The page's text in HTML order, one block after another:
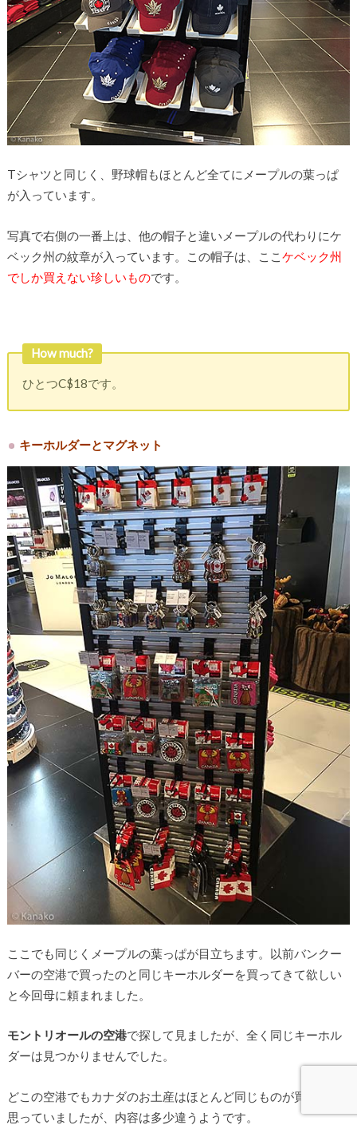
Tシャツと同じく、野球帽もほとんど全てにメープルの葉っぱ
が入っています。
写真で右側の一番上は、他の帽子と違いメープルの代わりにケ
ベック州の紋章が入っています。この帽子は、ここ ケベック州
でしか買えない珍しいものです。
How much?
ひとつC$18です。
キーホルダーとマグネット
ここでも同じくメープルの葉っぱが目立ちます。以前バンクー
バーの空港で買ったのと同じキーホルダーを買ってきて欲しい
と今回母に頼まれました。
モントリオールの空港で探して見ましたが、全く同じキーホル
ダーは見つかりませんでした。
どこの空港でもカナダのお土産はほとんど同じものが買えると
思っていましたが、内容は多少違うようです。